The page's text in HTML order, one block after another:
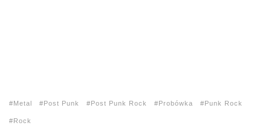
Metal Post Punk Post Punk Rock Probówka Punk Rock
Rock